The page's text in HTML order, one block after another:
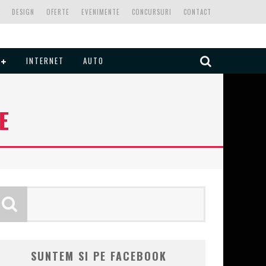
CONTACT
CONCURSURI
EVENIMENTE
OFERTE
DESIGN
INTERNET AUTO
SUNTEM SI PE FACEBOOK